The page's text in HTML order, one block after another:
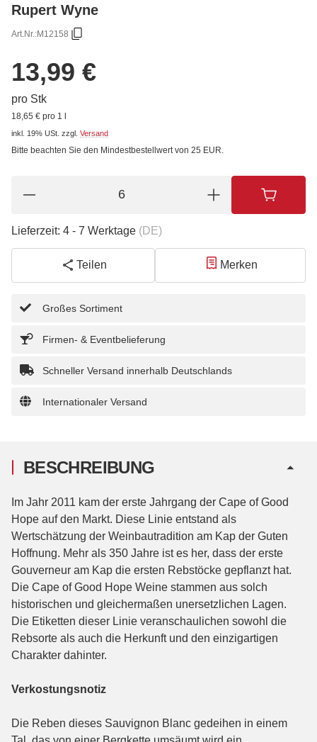
Rupert Wyne
Art.Nr.:M12158
13,99 €
pro Stk
18,65 € pro 1 l
inkl. 19% USt. zzgl. Versand
Bitte beachten Sie den Mindestbestellwert von 25 EUR.
Lieferzeit: 4 - 7 Werktage (DE)
Teilen Merken
Großes Sortiment
Firmen- & Eventbelieferung
Schneller Versand innerhalb Deutschlands
Internationaler Versand
BESCHREIBUNG
Im Jahr 2011 kam der erste Jahrgang der Cape of Good
Hope auf den Markt. Diese Linie entstand als
Wertschätzung der Weinbautradition am Kap der Guten
Hoffnung. Mehr als 350 Jahre ist es her, dass der erste
Gouverneur am Kap die ersten Rebstöcke gepflanzt hat.
Die Cape of Good Hope Weine stammen aus solch
historischen und gleichermaßen unersetzlichen Lagen.
Die Etiketten dieser Linie veranschaulichen sowohl die
Rebsorte als auch die Herkunft und den einzigartigen
Charakter dahinter.
Verkostungsnotiz
Die Reben dieses Sauvignon Blanc gedeihen in einem